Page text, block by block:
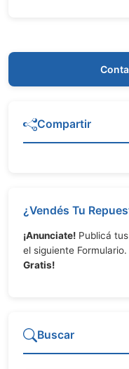
Compartir
¿Vendés Tu
¡Anunciate! Publicá
el siguiente Formulario.
Gratis!
Buscar